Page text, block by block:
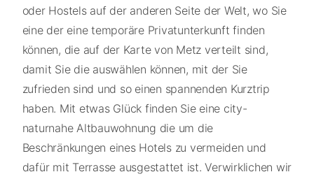
oder Hostels auf der anderen Seite der Welt, wo Sie
eine der eine temporäre Privatunterkunft finden
können, die auf der Karte von Metz verteilt sind,
damit Sie die auswählen können, mit der Sie
zufrieden sind und so einen spannenden Kurztrip
haben. Mit etwas Glück finden Sie eine city-
naturnahe Altbauwohnung die um die
Beschränkungen eines Hotels zu vermeiden und
dafür mit Terrasse ausgestattet ist. Verwirklichen wir